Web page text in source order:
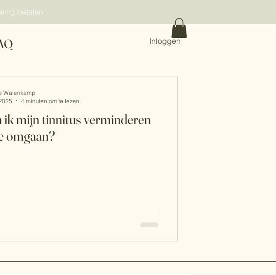
betalen
Inloggen
ik mijn tinnitus verminderen
omgaan?
Walenkamp
4 minuten om te lezen